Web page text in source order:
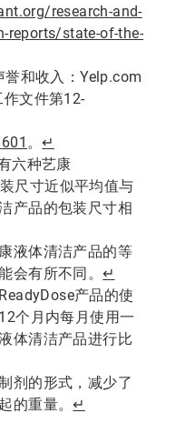
research-and-
reports/state-of-the-
和收入：Yelp.com
文件第12-
。 ↵
六种艺康
尺寸近似平均值与
产品的包装尺寸相
液体清洁产品的等
会有所不同。 ↵
产品的使
个月内每月使用一
体清洁产品进行比
剂的形式，减少了
的重量。 ↵